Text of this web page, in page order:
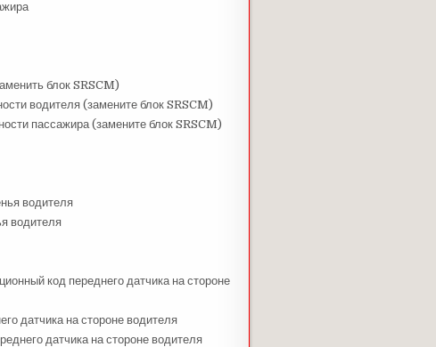
блок SRSCM)
водителя (замените блок SRSCM)
пассажира (замените блок SRSCM)
водителя
водителя
код переднего датчика на стороне
датчика на стороне водителя
датчика на стороне водителя